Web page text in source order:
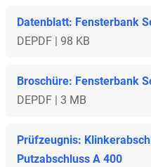
Datenblatt: Fensterbank
DEPDF | 98 KB
Broschüre: Fensterbank
DEPDF | 3 MB
Prüfzeugnis:
Putzabschluss A 400